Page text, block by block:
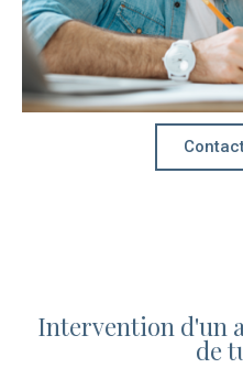
Intervention d'un
de